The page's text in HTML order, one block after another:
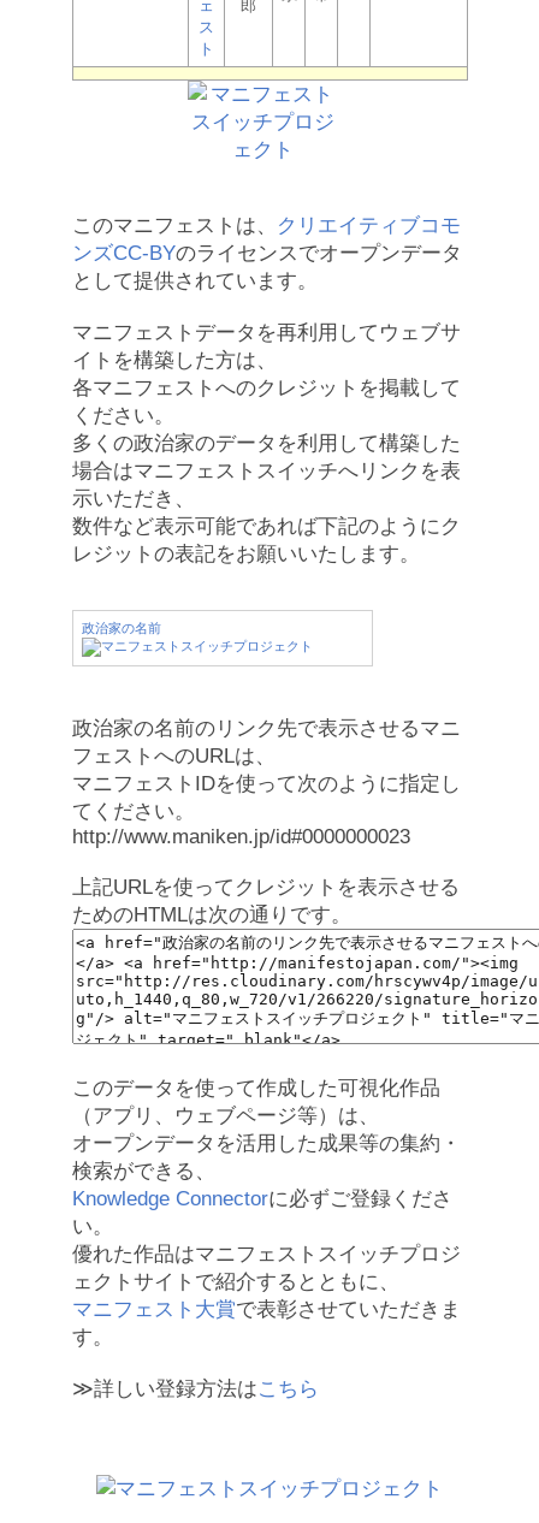
ェ
ス
ト
郎
このマニフェストは、
クリエイティブコモ
ンズCC-BYのライセンスでオープンデータ
として提供されています。
マニフェストデータを再利用してウェブサ
イトを構築した方は、
各マニフェストへのクレジットを掲載して
ください。
多くの政治家のデータを利用して構築した
場合はマニフェストスイッチへリンクを表
示いただき、
数件など表示可能であれば下記のようにク
レジットの表記をお願いいたします。
政治家の名前
政治家の名前のリンク先で表示させるマニ
フェストへのURLは、
マニフェストIDを使って次のように指定し
てください。
http://www.maniken.jp/id#0000000023
上記URLを使ってクレジットを表示させる
ためのHTMLは次の通りです。
このデータを使って作成した可視化作品
（アプリ、ウェブページ等）は、
オープンデータを活用した成果等の集約・
検索ができる、
Knowledge Connectorに必ずご登録くださ
い。
優れた作品はマニフェストスイッチプロジ
ェクトサイトで紹介するとともに、
マニフェスト大賞で表彰させていただきま
す。
≫詳しい登録方法はこちら